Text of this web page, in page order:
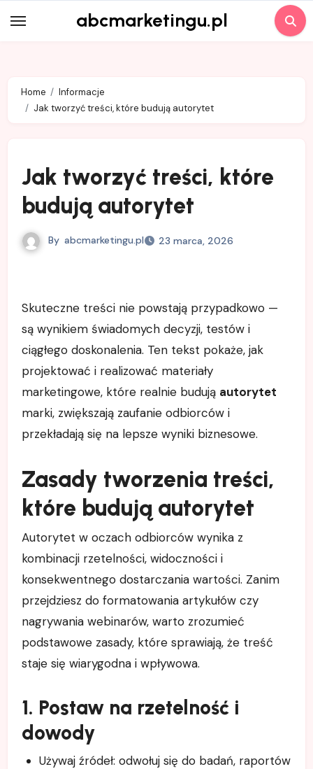
to
abcmarketingu.pl
Home
Informacje
Jak tworzyć treści, które budują autorytet
Jak tworzyć treści, które
budują autorytet
By abcmarketingu.pl 23 marca, 2026
Skuteczne treści nie powstają przypadkowo —
są wynikiem świadomych decyzji, testów i
ciągłego doskonalenia. Ten tekst pokaże, jak
projektować i realizować materiały
marketingowe, które realnie budują autorytet
marki, zwiększają zaufanie odbiorców i
przekładają się na lepsze wyniki biznesowe.
Zasady tworzenia treści,
które budują autorytet
Autorytet w oczach odbiorców wynika z
kombinacji rzetelności, widoczności i
konsekwentnego dostarczania wartości. Zanim
przejdziesz do formatowania artykułów czy
nagrywania webinarów, warto zrozumieć
podstawowe zasady, które sprawiają, że treść
staje się wiarygodna i wpływowa.
1. Postaw na rzetelność i
dowody
Używaj źródeł: odwołuj się do badań, raportów